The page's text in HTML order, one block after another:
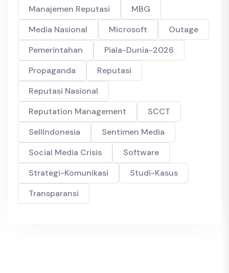
Manajemen Reputasi
MBG
Media Nasional
Microsoft
Outage
Pemerintahan
Piala-Dunia-2026
Propaganda
Reputasi
Reputasi Nasional
Reputation Management
SCCT
SellIndonesia
Sentimen Media
Social Media Crisis
Software
Strategi-Komunikasi
Studi-Kasus
Transparansi